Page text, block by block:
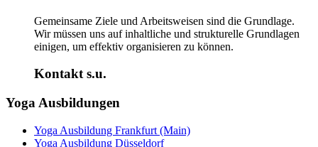
Gemeinsame Ziele und Arbeitsweisen sind die Grundlage.
Wir müssen uns auf inhaltliche und strukturelle Grundlagen
einigen, um effektiv organisieren zu können.
Kontakt s.u.
Yoga Ausbildungen
Yoga Ausbildung Frankfurt (Main)
Yoga Ausbildung Düsseldorf